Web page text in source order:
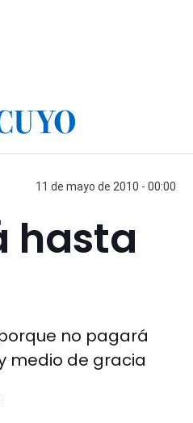
11 de mayo de 2010 - 00:00
hasta
no pagará
medio de gracia